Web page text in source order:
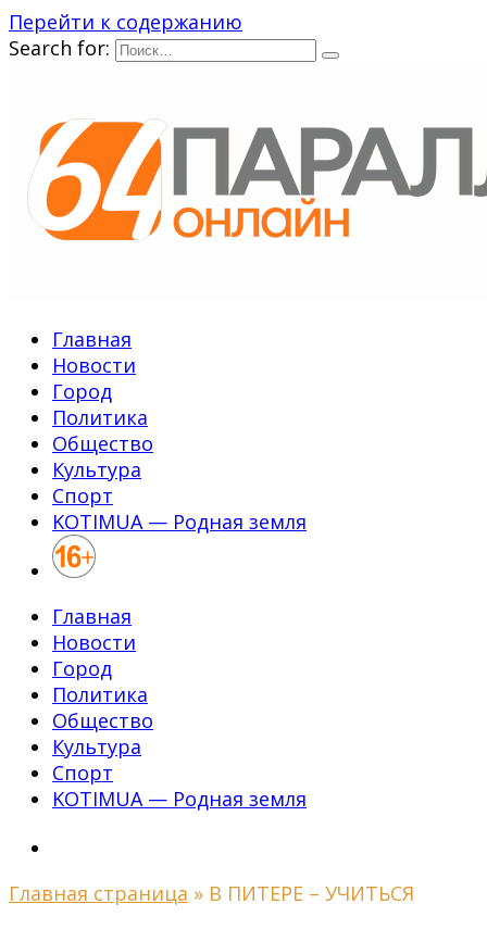
Перейти к содержанию
Search for:
Главная
Новости
Город
Политика
Общество
Культура
Спорт
KOTIMUA — Родная земля
Главная
Новости
Город
Политика
Общество
Культура
Спорт
KOTIMUA — Родная земля
Главная страница » В ПИТЕРЕ – УЧИТЬСЯ